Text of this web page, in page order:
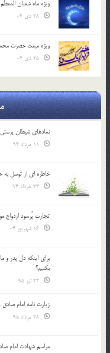
ویژه ماه شعبان المعظّم
ویژه مبعث حضرت
نمادهای شیطان
خاطره ای از توسل
تجارت پُرسود ازدواج
براي اينكه دل پدر و
بكنيم؟
زیارت نامه امام صادق
مراسم شهادت امام